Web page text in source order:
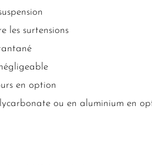
les surtensions
en option
ou en aluminium en